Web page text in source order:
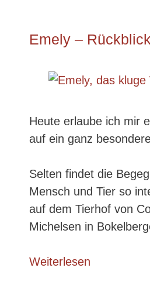
Emely – Rückblick
Heute erlaube ich mir
auf ein ganz
Selten findet die
Mensch und Tier so
auf dem Tierhof von
Michelsen in
Weiterlesen